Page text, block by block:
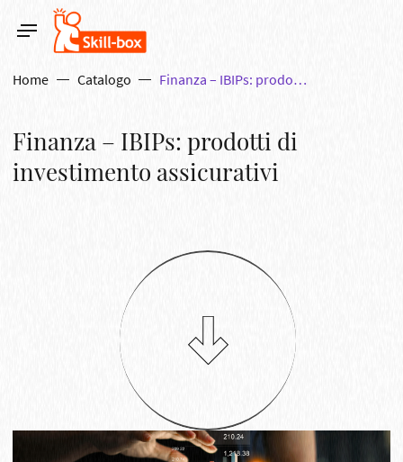
Home Catalogo Finanza – IBIPs: prodotti di investimento assicurativi
Finanza – IBIPs: prodotti di
investimento assicurativi